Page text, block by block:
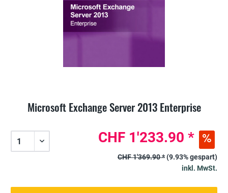
Microsoft Exchange Server 2013 Enterprise
CHF 1'233.90 *
CHF 1'369.90 *(9.93% gespart)
inkl. MwSt.